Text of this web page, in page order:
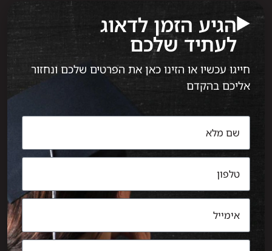
הגיע הזמן לדאוג
לעתיד שלכם
חייגו עכשיו או הזינו כאן את הפרטים שלכם ונחזור
אליכם בהקדם